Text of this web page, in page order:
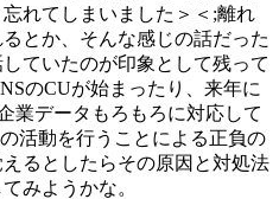
れてしまいました＞＜;離れ
とか、そんな感じの話だった
ていたのが印象として残って
のCUが始まったり、来年に
業データもろもろに対応して
活動を行うことによる正負の
るとしたらその原因と対処法
みようかな。